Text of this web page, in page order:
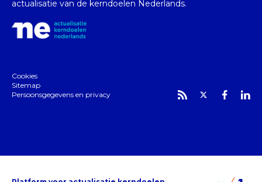
actualisatie van de kerndoelen Nederlands.
Cookies
Sitemap
Persoonsgegevens en privacy